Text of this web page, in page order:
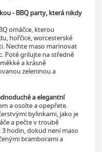
- BBQ party, která nikdy
omáčce, kterou
hořčice, worcesterské
Nechte maso marinovat
Poté grilujte na středně
a krásně
zeleninou a
a elegantní
a osolte a opepřete.
bylinkami, jako je
a pečte v troubě
3 hodin, dokud není maso
bramborami a